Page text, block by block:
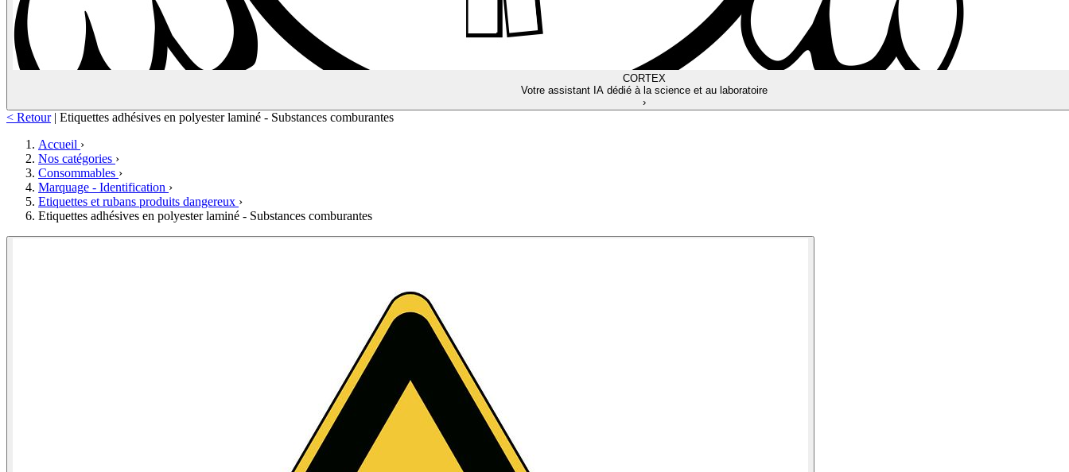
CORTEX
Votre assistant IA dédié à la science et au laboratoire
›
< Retour | Etiquettes adhésives en polyester laminé - Substances comburantes
Accueil ›
Nos catégories ›
Consommables ›
Marquage - Identification ›
Etiquettes et rubans produits dangereux ›
Etiquettes adhésives en polyester laminé - Substances comburantes